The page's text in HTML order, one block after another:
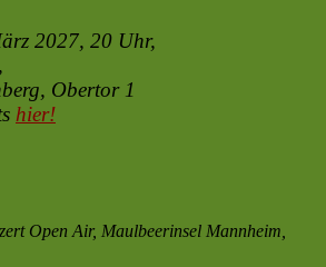
2027, 20 Uhr,
Obertor 1
hier!
Open Air, Maulbeerinsel Mannheim,